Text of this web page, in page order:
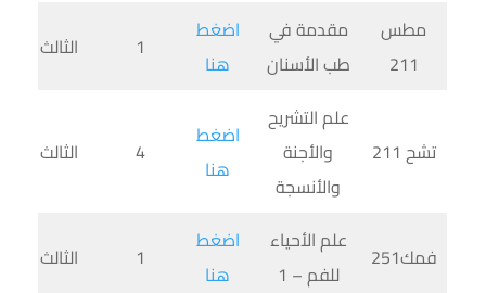
مطس
211
مقدمة في
طب الأسنان
اضغط
هنا
1 الثالث
تشح 211
علم التشريح
والأجنة
والأنسجة
اضغط
هنا
4 الثالث
فمك251
علم الأحياء
للفم – 1
اضغط
هنا
1 الثالث